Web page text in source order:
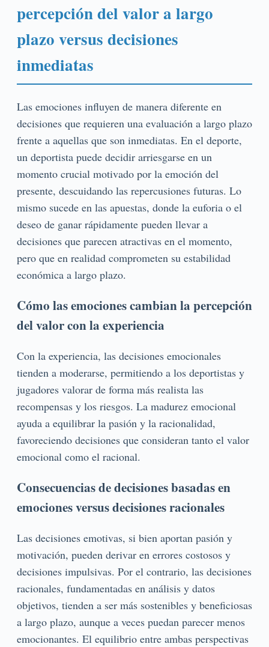
percepción del valor a largo
plazo versus decisiones
inmediatas
Las emociones influyen de manera diferente en
decisiones que requieren una evaluación a largo plazo
frente a aquellas que son inmediatas. En el deporte,
un deportista puede decidir arriesgarse en un
momento crucial motivado por la emoción del
presente, descuidando las repercusiones futuras. Lo
mismo sucede en las apuestas, donde la euforia o el
deseo de ganar rápidamente pueden llevar a
decisiones que parecen atractivas en el momento,
pero que en realidad comprometen su estabilidad
económica a largo plazo.
Cómo las emociones cambian la percepción
del valor con la experiencia
Con la experiencia, las decisiones emocionales
tienden a moderarse, permitiendo a los deportistas y
jugadores valorar de forma más realista las
recompensas y los riesgos. La madurez emocional
ayuda a equilibrar la pasión y la racionalidad,
favoreciendo decisiones que consideran tanto el valor
emocional como el racional.
Consecuencias de decisiones basadas en
emociones versus decisiones racionales
Las decisiones emotivas, si bien aportan pasión y
motivación, pueden derivar en errores costosos y
decisiones impulsivas. Por el contrario, las decisiones
racionales, fundamentadas en análisis y datos
objetivos, tienden a ser más sostenibles y beneficiosas
a largo plazo, aunque a veces puedan parecer menos
emocionantes. El equilibrio entre ambas perspectivas